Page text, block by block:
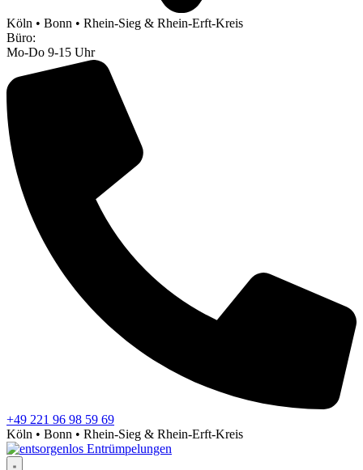
Köln • Bonn • Rhein-Sieg & Rhein-Erft-Kreis
Büro:
Mo-Do 9-15 Uhr
+49 221 96 98 59 69
Köln • Bonn • Rhein-Sieg & Rhein-Erft-Kreis